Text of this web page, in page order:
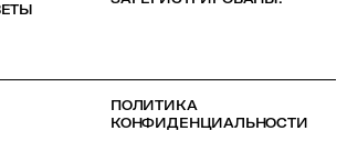
ПОЛИТИКА
КОНФИДЕНЦИАЛЬНОСТИ